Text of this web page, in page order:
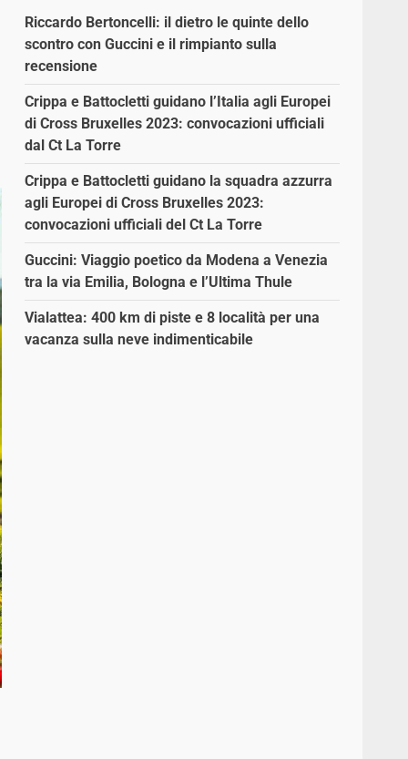
Riccardo Bertoncelli: il dietro le quinte dello
scontro con Guccini e il rimpianto sulla
recensione
Crippa e Battocletti guidano l’Italia agli Europei
di Cross Bruxelles 2023: convocazioni ufficiali
dal Ct La Torre
Crippa e Battocletti guidano la squadra azzurra
agli Europei di Cross Bruxelles 2023:
convocazioni ufficiali del Ct La Torre
Guccini: Viaggio poetico da Modena a Venezia
tra la via Emilia, Bologna e l’Ultima Thule
Vialattea: 400 km di piste e 8 località per una
vacanza sulla neve indimenticabile